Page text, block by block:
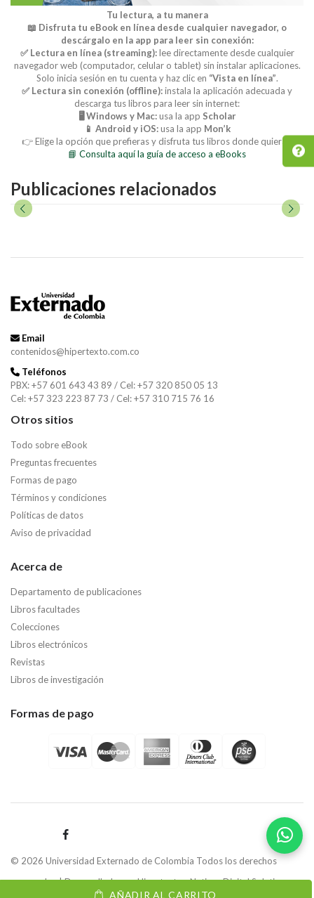
AÑADIR AL CARRITO
Tu lectura, a tu manera
📖 Disfruta tu eBook en línea desde cualquier navegador, o
descárgalo en la app para leer sin conexión:
✅ Lectura en línea (streaming):lee directamente desde cualquier
navegador web (computador, celular o tablet) sin instalar aplicaciones.
Solo inicia sesión en tu cuenta y haz clic en “Vista en línea”.
✅ Lectura sin conexión (offline):instala la aplicación adecuada y
descarga tus libros para leer sin internet:
🖥️ Windows y Mac:usa la app Scholar
📱 Android y iOS:usa la app Mon’k
👉 Elige la opción que prefieras y disfruta tus libros donde quieras.
📘 Consulta aquí la guía de acceso a eBooks
Publicaciones relacionados
Email
contenidos@hipertexto.com.co
Teléfonos
PBX: +57 601 643 43 89 / Cel: +57 320 850 05 13
Cel: +57 323 223 87 73 / Cel: +57 310 715 76 16
Otros sitios
Todo sobre eBook
Preguntas frecuentes
Formas de pago
Términos y condiciones
Políticas de datos
Aviso de privacidad
Acerca de
Departamento de publicaciones
Libros facultades
Colecciones
Libros electrónicos
Revistas
Libros de investigación
Formas de pago
© 2026 Universidad Externado de Colombia Todos los derechos
reservados | Desarrollado porHipertexto - Netizen Digital Solutions.